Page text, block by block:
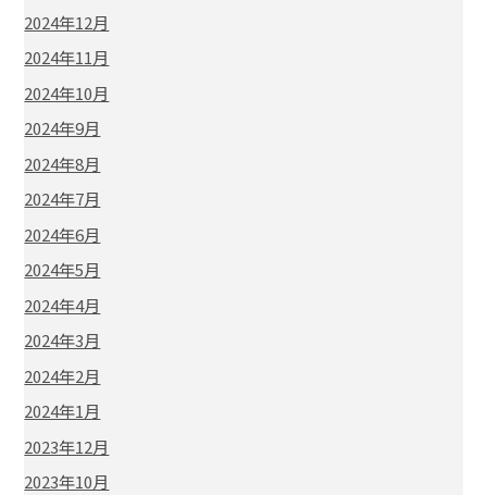
2024年12月
2024年11月
2024年10月
2024年9月
2024年8月
2024年7月
2024年6月
2024年5月
2024年4月
2024年3月
2024年2月
2024年1月
2023年12月
2023年10月